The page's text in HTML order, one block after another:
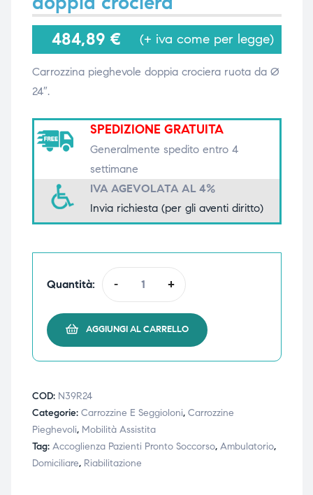
484,89 € (+ iva come per legge)
Carrozzina pieghevole doppia crociera ruota da Ø
24″.
SPEDIZIONE GRATUITA
Generalmente spedito entro 4
settimane
IVA AGEVOLATA AL 4%
Invia richiesta (per gli aventi diritto)
Quantità: - +
AGGIUNGI AL CARRELLO
COD: N39R24
Categorie: Carrozzine E Seggioloni, Carrozzine
Pieghevoli, Mobilità Assistita
Tag: Accoglienza Pazienti Pronto Soccorso, Ambulatorio,
Domiciliare, Riabilitazione